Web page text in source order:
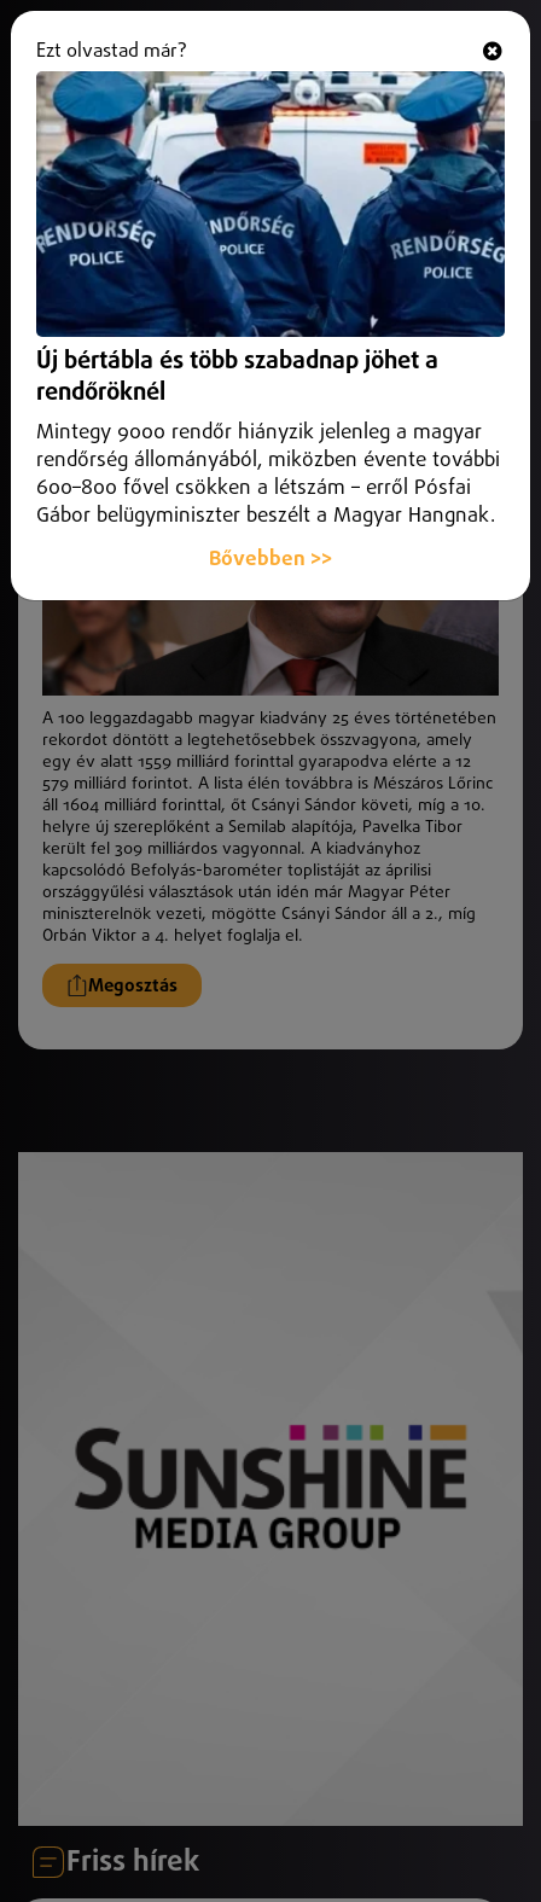
Rekordot döntött a leggazdagabb
magyarok összvagyona
2026. június 16.
A 100 leggazdagabb magyar kiadvány 25 éves
történetében rekordot döntött a legtehetősebbek
összvagyona, amely egy év alatt 1559 milliárd forinttal
gyarapodva elérte a 12 579 milliárd forintot.
A 100 leggazdagabb magyar kiadvány 25 éves történetében
rekordot döntött a legtehetősebbek összvagyona, amely
egy év alatt 1559 milliárd forinttal gyarapodva elérte a 12
579 milliárd forintot. A lista élén továbbra is Mészáros Lőrinc
áll 1604 milliárd forinttal, őt Csányi Sándor követi, míg a 10.
helyre új szereplőként a Semilab alapítója, Pavelka Tibor
került fel 309 milliárdos vagyonnal. A kiadványhoz
kapcsolódó Befolyás-barométer toplistáját az áprilisi
országgyűlési választások után idén már Magyar Péter
miniszterelnök vezeti, mögötte Csányi Sándor áll a 2., míg
Orbán Viktor a 4. helyet foglalja el.
Megosztás
Friss hírek
Ezt olvastad már?
Új bértábla és több szabadnap jöhet a
rendőröknél
Mintegy 9000 rendőr hiányzik jelenleg a magyar
rendőrség állományából, miközben évente további
600–800 fővel csökken a létszám – erről Pósfai
Gábor belügyminiszter beszélt a Magyar Hangnak.
Bővebben >>